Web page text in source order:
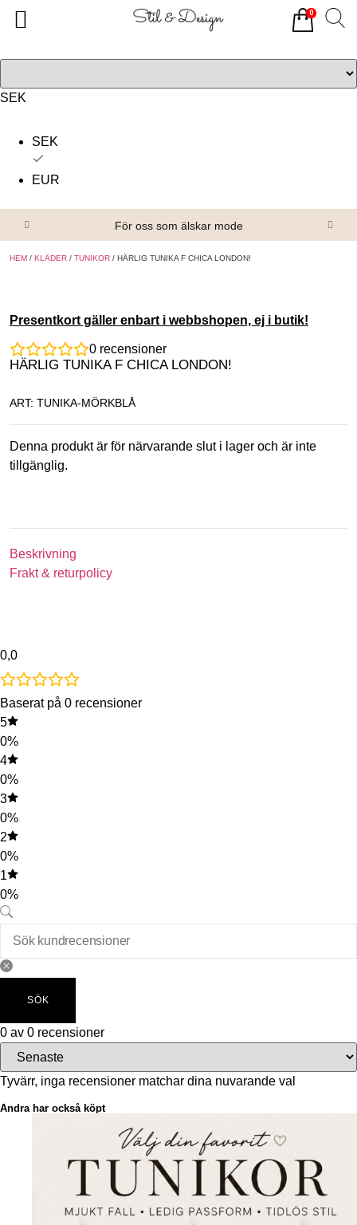
SEK
SEK
EUR
För oss som älskar mode
HEM / KLÄDER / TUNIKOR / HÄRLIG TUNIKA F CHICA LONDON!
Presentkort gäller enbart i webbshopen, ej i butik!
0 recensioner
HÄRLIG TUNIKA F CHICA LONDON!
ART: TUNIKA-MÖRKBLÅ
Denna produkt är för närvarande slut i lager och är inte
tillgänglig.
Beskrivning
Frakt & returpolicy
0,0
Baserat på 0 recensioner
5
0%
4
0%
3
0%
2
0%
1
0%
SÖK
0 av 0 recensioner
Tyvärr, inga recensioner matchar dina nuvarande val
Andra har också köpt
0
Alla produkter
Om oss